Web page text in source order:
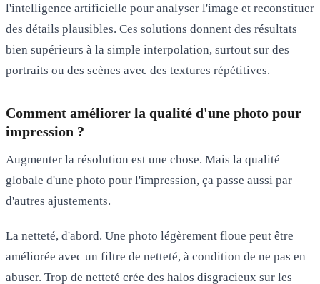
l'intelligence artificielle pour analyser l'image et reconstituer
des détails plausibles. Ces solutions donnent des résultats
bien supérieurs à la simple interpolation, surtout sur des
portraits ou des scènes avec des textures répétitives.
Comment améliorer la qualité d'une photo pour
impression ?
Augmenter la résolution est une chose. Mais la qualité
globale d'une photo pour l'impression, ça passe aussi par
d'autres ajustements.
La netteté, d'abord. Une photo légèrement floue peut être
améliorée avec un filtre de netteté, à condition de ne pas en
abuser. Trop de netteté crée des halos disgracieux sur les